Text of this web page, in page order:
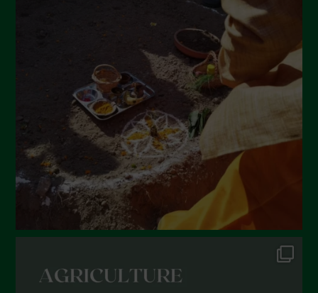
Aprile 2022
Febbraio 2022
Gennaio 2022
Dicembre 2021
Novembre 2021
Settembre 2021